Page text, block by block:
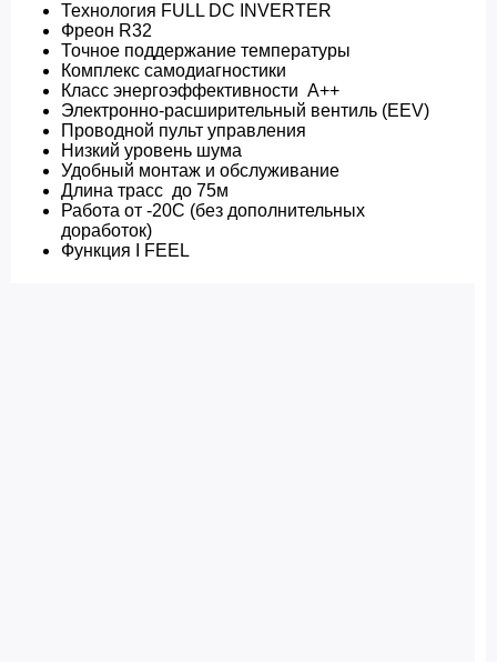
Технология FULL DC INVERTER
Фреон R32
Точное поддержание температуры
Комплекс самодиагностики
Класс энергоэффективности А++
Электронно-расширительный вентиль (EEV)
Проводной пульт управления
Низкий уровень шума
Удобный монтаж и обслуживание
Длина трасс до 75м
Работа от -20С (без дополнительных
доработок)
Функция I FEEL